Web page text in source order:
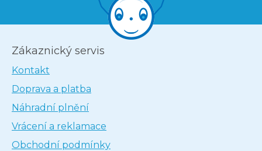
Zákaznický servis
Kontakt
Doprava a platba
Náhradní plnění
Vrácení a reklamace
Obchodní podmínky